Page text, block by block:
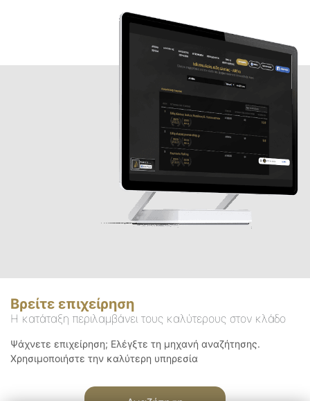
Βρείτε επιχείρηση
Η κατάταξη περιλαμβάνει τους καλύτερους στον κλάδο
Ψάχνετε επιχείρηση; Ελέγξτε τη μηχανή αναζήτησης.
Χρησιμοποιήστε την καλύτερη υπηρεσία